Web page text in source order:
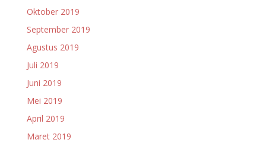
Oktober 2019
September 2019
Agustus 2019
Juli 2019
Juni 2019
Mei 2019
April 2019
Maret 2019